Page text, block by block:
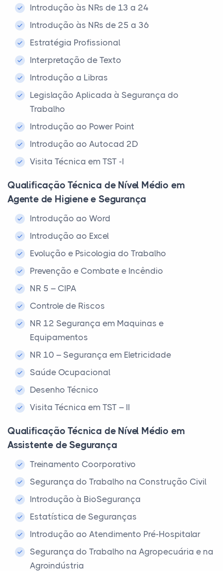
Introdução às NRs de 13 a 24
Introdução às NRs de 25 a 36
Estratégia Profissional
Interpretação de Texto
Introdução a Libras
Legislação Aplicada à Segurança do
Trabalho
Introdução ao Power Point
Introdução ao Autocad 2D
Visita Técnica em TST -I
Qualificação Técnica de Nível Médio em
Agente de Higiene e Segurança
Introdução ao Word
Introdução ao Excel
Evolução e Psicologia do Trabalho
Prevenção e Combate e Incêndio
NR 5 – CIPA
Controle de Riscos
NR 12 Segurança em Maquinas e
Equipamentos
NR 10 – Segurança em Eletricidade
Saúde Ocupacional
Desenho Técnico
Visita Técnica em TST – II
Qualificação Técnica de Nível Médio em
Assistente de Segurança
Treinamento Coorporativo
Segurança do Trabalho na Construção Civil
Introdução à BioSegurança
Estatística de Seguranças
Introdução ao Atendimento Pré-Hospitalar
Segurança do Trabalho na Agropecuária e na
Agroindústria